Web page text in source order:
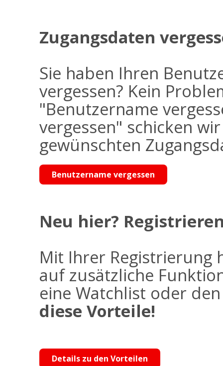
Zugangsdaten
Sie haben Ihren
vergessen? Kein
"Benutzername
vergessen" schicken
gewünschten
Benutzername vergessen
Neu hier?
Mit Ihrer Registrierung
auf zusätzliche
eine Watchlist oder
diese Vorteile!
Details zu den Vorteilen